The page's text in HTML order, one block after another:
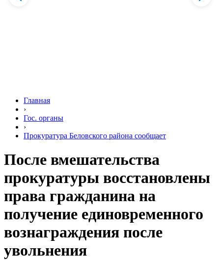
Главная
›
Гос. органы
›
Прокуратура Беловского района сообщает
После вмешательства
прокуратуры восстановлены
права гражданина на
получение единовременного
вознаграждения после
увольнения